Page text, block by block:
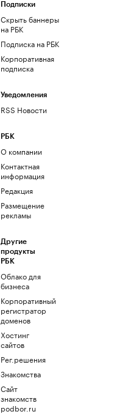
Подписки
Скрыть баннеры
на РБК
Подписка на РБК
Корпоративная
подписка
Уведомления
RSS Новости
РБК
О компании
Контактная
информация
Редакция
Размещение
рекламы
Другие
продукты
РБК
Облако для
бизнеса
Корпоративный
регистратор
доменов
Хостинг
сайтов
Рег.решения
Знакомства
Сайт
знакомств
podbor.ru